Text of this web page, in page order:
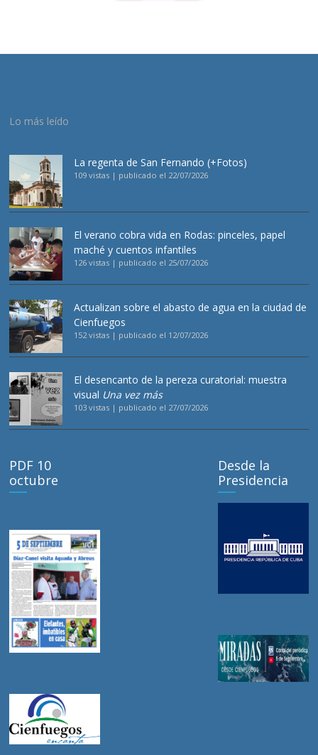
Lo más leído
La regenta de San Fernando (+Fotos)
109 vistas | publicado el 22/07/2026
El verano cobra vida en Rodas: pinceles, papel
maché y cuentos infantiles
126 vistas | publicado el 25/07/2026
Actualizan sobre el abasto de agua en la ciudad de
Cienfuegos
152 vistas | publicado el 12/07/2026
El desencanto de la pereza curatorial: muestra
visual Una vez más
103 vistas | publicado el 27/07/2026
PDF 10
octubre
Desde la
Presidencia